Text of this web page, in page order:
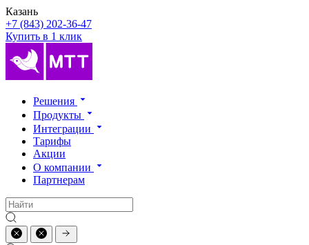
Казань
+7 (843) 202-36-47
Купить в 1 клик
Решения
Продукты
Интеграции
Тарифы
Акции
О компании
Партнерам